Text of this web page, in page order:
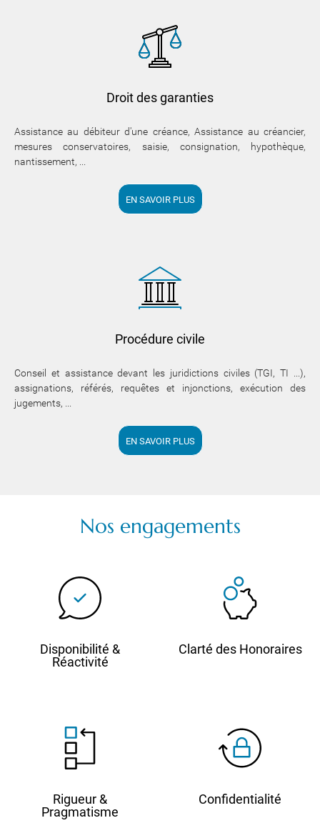
Droit des garanties
Assistance au débiteur d'une créance, Assistance au créancier,
mesures conservatoires, saisie, consignation, hypothèque,
nantissement, ...
EN SAVOIR PLUS
Procédure civile
Conseil et assistance devant les juridictions civiles (TGI, TI ...),
assignations, référés, requêtes et injonctions, exécution des
jugements, ...
EN SAVOIR PLUS
Nos engagements
Disponibilité &
Réactivité
Clarté des Honoraires
Rigueur &
Pragmatisme
Confidentialité